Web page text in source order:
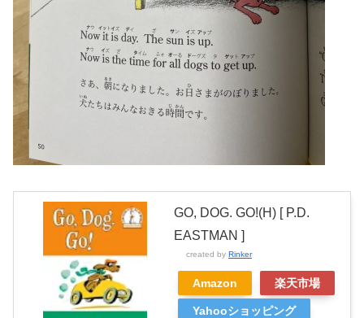
GO, DOG. GO!(H) [ P.D.
EASTMAN ]
created by Rinker
Amazon 楽天市場
Yahooショッピング